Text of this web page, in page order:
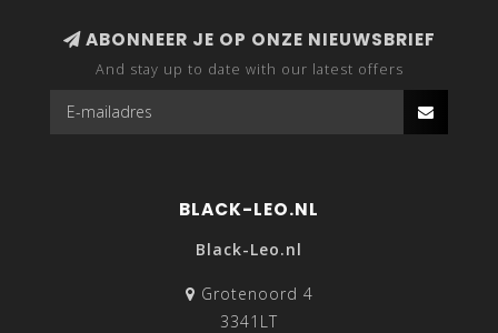
ABONNEER JE OP ONZE NIEUWSBRIEF
And stay up to date with our latest offers
BLACK-LEO.NL
Black-Leo.nl
Grotenoord 4
3341LT